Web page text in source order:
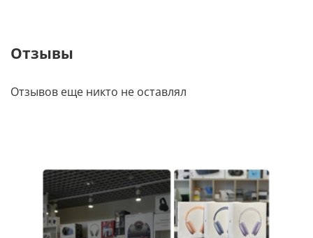
Отзывы
Отзывов еще никто не оставлял